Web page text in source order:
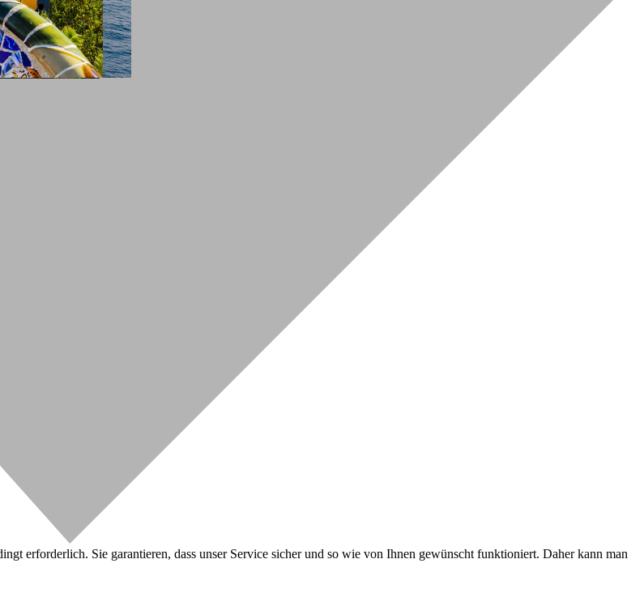
erforderlich. Sie garantieren, dass unser Service sicher und so wie von Ihnen gewünscht funktioniert. Daher kann man